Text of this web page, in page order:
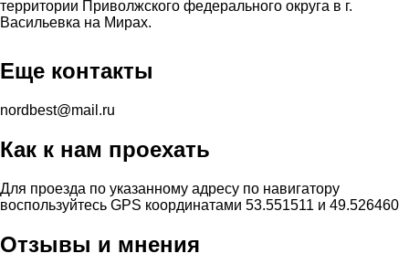
территории Приволжского федерального округа в г.
Васильевка на Мирах.
Еще контакты
nordbest@mail.ru
Как к нам проехать
Для проезда по указанному адресу по навигатору
воспользуйтесь GPS координатами 53.551511 и 49.526460
Отзывы и мнения